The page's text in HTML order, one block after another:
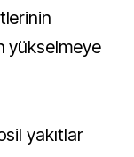
yükselmeye
yakıtlar